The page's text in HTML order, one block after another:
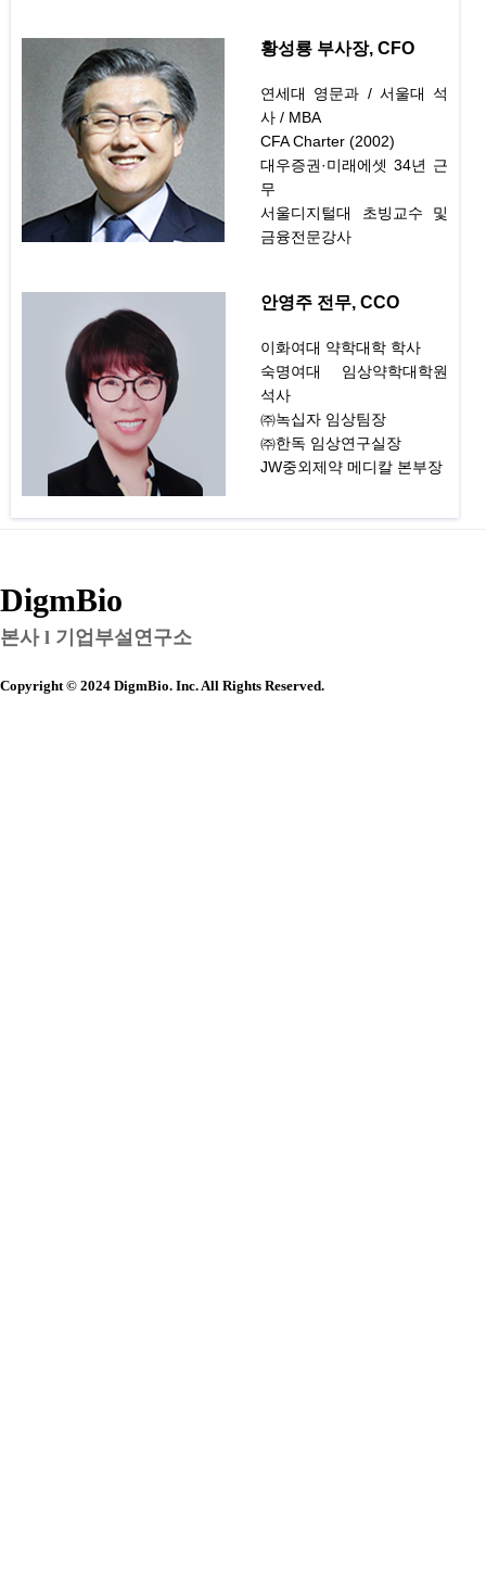
황성룡 부사장, CFO
연세대 영문과 / 서울대 석
사 / MBA
CFA Charter (2002)
대우증권·미래에셋 34년 근
무
서울디지털대 초빙교수 및
금융전문강사
안영주 전무, CCO
이화여대 약학대학 학사
숙명여대 임상약학대학원
석사
㈜녹십자 임상팀장
㈜한독 임상연구실장
JW중외제약 메디칼 본부장
DigmBio
본사 l 기업부설연구소
Copyright © 2024 DigmBio. Inc. All Rights Reserved.